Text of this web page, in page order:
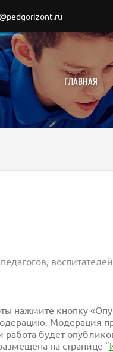
ГЛАВНАЯ
нажмите кнопку
Модерация
будет
на странице "